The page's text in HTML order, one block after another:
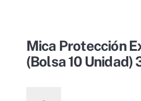
Mica Protección
(Bolsa 10 Unidad)